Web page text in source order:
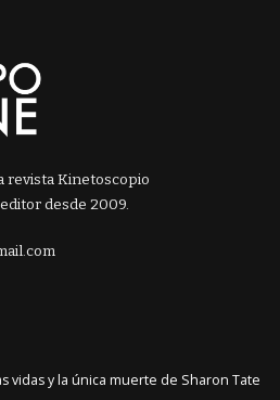
revista Kinetoscopio
desde 2009.
vidas y la única muerte de Sharon Tate